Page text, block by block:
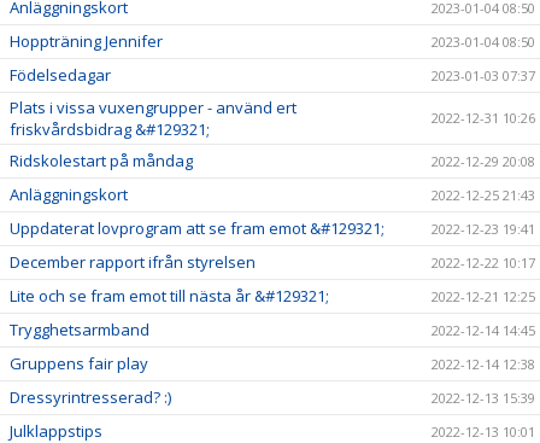
Anläggningskort 2023-01-04 08:50
Hoppträning Jennifer 2023-01-04 08:50
Födelsedagar 2023-01-03 07:37
Plats i vissa vuxengrupper - använd ert
friskvårdsbidrag &#129321;
2022-12-31 10:26
Ridskolestart på måndag 2022-12-29 20:08
Anläggningskort 2022-12-25 21:43
Uppdaterat lovprogram att se fram emot &#129321; 2022-12-23 19:41
December rapport ifrån styrelsen 2022-12-22 10:17
Lite och se fram emot till nästa år &#129321; 2022-12-21 12:25
Trygghetsarmband 2022-12-14 14:45
Gruppens fair play 2022-12-14 12:38
Dressyrintresserad? :) 2022-12-13 15:39
Julklappstips 2022-12-13 10:01